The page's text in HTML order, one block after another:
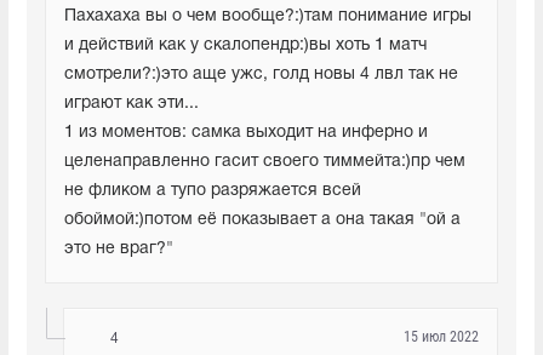
Пахахаха вы о чем вообще?:)там понимание игры
и действий как у скалопендр:)вы хоть 1 матч
смотрели?:)это аще ужс, голд новы 4 лвл так не
играют как эти...
1 из моментов: самка выходит на инферно и
целенаправленно гасит своего тиммейта:)пр чем
не фликом а тупо разряжается всей
обоймой:)потом её показывает а она такая "ой а
это не враг?"
4 15 июл 2022